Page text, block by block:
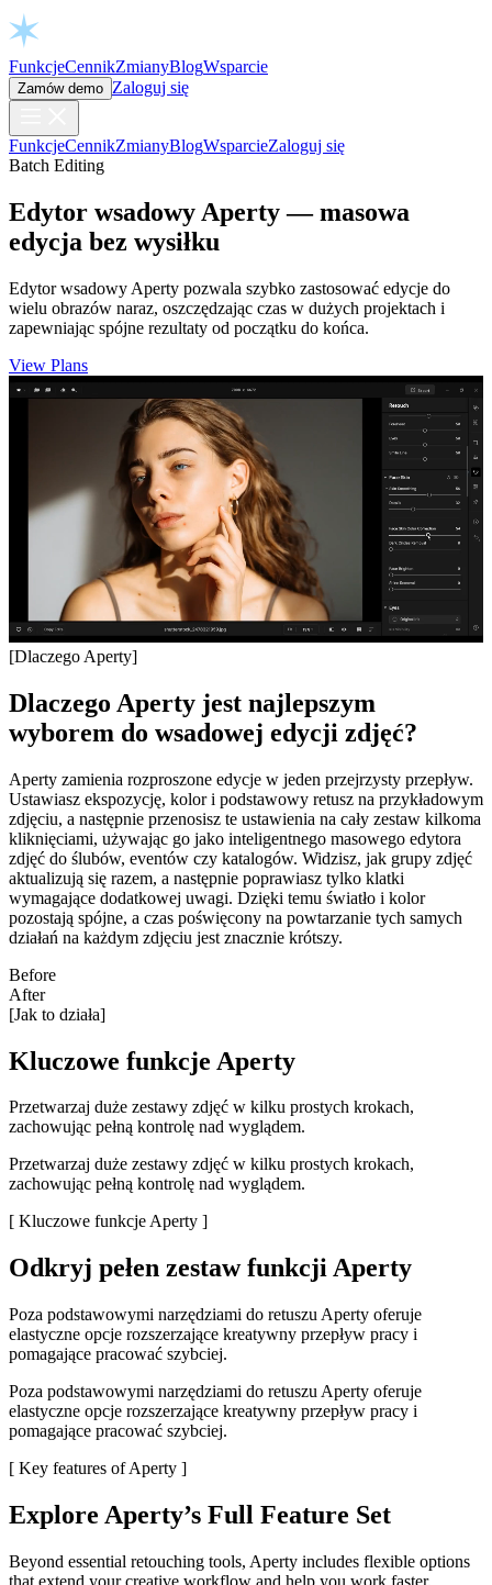
Open chat
FunkcjeCennikZmianyBlogWsparcie
Zamów demo Zaloguj się
FunkcjeCennikZmianyBlogWsparcieZaloguj się
Batch Editing
Edytor wsadowy Aperty — masowa
edycja bez wysiłku
Edytor wsadowy Aperty pozwala szybko zastosować edycje do
wielu obrazów naraz, oszczędzając czas w dużych projektach i
zapewniając spójne rezultaty od początku do końca.
View Plans
[Dlaczego Aperty]
Dlaczego Aperty jest najlepszym
wyborem do wsadowej edycji zdjęć?
Aperty zamienia rozproszone edycje w jeden przejrzysty przepływ.
Ustawiasz ekspozycję, kolor i podstawowy retusz na przykładowym
zdjęciu, a następnie przenosisz te ustawienia na cały zestaw kilkoma
kliknięciami, używając go jako inteligentnego masowego edytora
zdjęć do ślubów, eventów czy katalogów. Widzisz, jak grupy zdjęć
aktualizują się razem, a następnie poprawiasz tylko klatki
wymagające dodatkowej uwagi. Dzięki temu światło i kolor
pozostają spójne, a czas poświęcony na powtarzanie tych samych
działań na każdym zdjęciu jest znacznie krótszy.
Before
After
[Jak to działa]
Kluczowe funkcje Aperty
Przetwarzaj duże zestawy zdjęć w kilku prostych krokach,
zachowując pełną kontrolę nad wyglądem.
Przetwarzaj duże zestawy zdjęć w kilku prostych krokach,
zachowując pełną kontrolę nad wyglądem.
[ Kluczowe funkcje Aperty ]
Odkryj pełen zestaw funkcji Aperty
Poza podstawowymi narzędziami do retuszu Aperty oferuje
elastyczne opcje rozszerzające kreatywny przepływ pracy i
pomagające pracować szybciej.
Poza podstawowymi narzędziami do retuszu Aperty oferuje
elastyczne opcje rozszerzające kreatywny przepływ pracy i
pomagające pracować szybciej.
[ Key features of Aperty ]
Explore Aperty’s Full Feature Set
Beyond essential retouching tools, Aperty includes flexible options
that extend your creative workflow and help you work faster.